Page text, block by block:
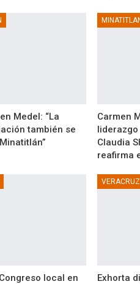
Medel: “La
también se
Carmen
Claudia
reafirma
local en
VERACRUZ
Exhorta